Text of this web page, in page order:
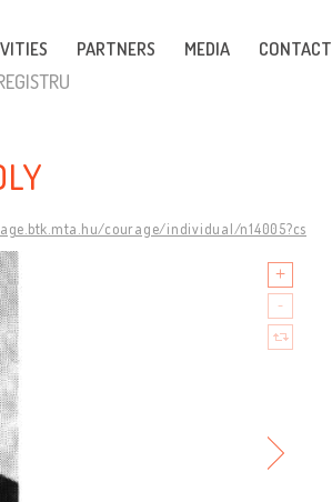
PARTNERS MEDIA CONTACT
courage/individual/n14005?cs